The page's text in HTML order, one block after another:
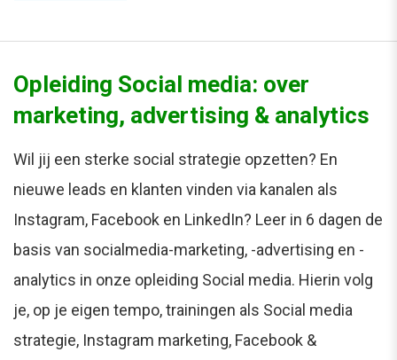
Opleiding Social media: over
marketing, advertising & analytics
Wil jij een sterke social strategie opzetten? En
nieuwe leads en klanten vinden via kanalen als
Instagram, Facebook en LinkedIn? Leer in 6 dagen de
basis van socialmedia-marketing, -advertising en -
analytics in onze opleiding Social media. Hierin volg
je, op je eigen tempo, trainingen als Social media
strategie, Instagram marketing, Facebook &